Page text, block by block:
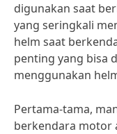
digunakan saat
yang seringkali
helm saat
penting yang bisa
menggunakan
Pertama-tama,
berkendara motor